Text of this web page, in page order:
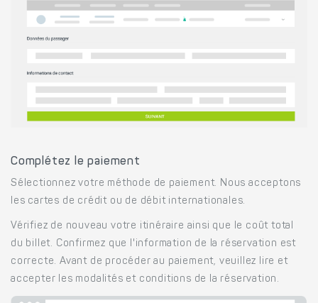
Complétez le paiement
Sélectionnez votre méthode de paiement. Nous acceptons
les cartes de crédit ou de débit internationales.
Vérifiez de nouveau votre itinéraire ainsi que le coût total
du billet. Confirmez que l'information de la réservation est
correcte. Avant de procéder au paiement, veuillez lire et
accepter les modalités et conditions de la réservation.